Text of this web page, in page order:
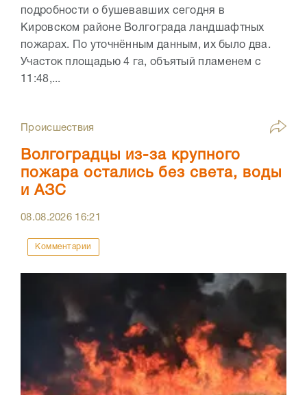
подробности о бушевавших сегодня в
Кировском районе Волгограда ландшафтных
пожарах. По уточнённым данным, их было два.
Участок площадью 4 га, объятый пламенем с
11:48,...
Происшествия
Волгоградцы из-за крупного
пожара остались без света, воды
и АЗС
08.08.2026 16:21
Комментарии